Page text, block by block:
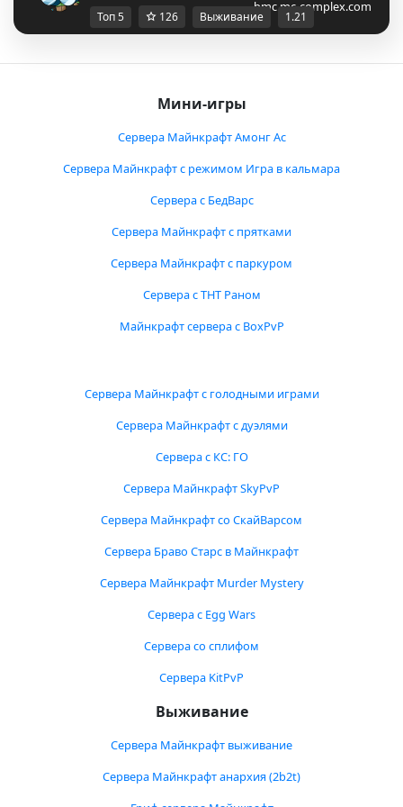
bmc.mc-complex.com
Топ 5 126 Выживание 1.21
Мини-игры
Сервера Майнкрафт Амонг Ас
Сервера Майнкрафт с режимом Игра в кальмара
Сервера с БедВарс
Сервера Майнкрафт с прятками
Сервера Майнкрафт с паркуром
Сервера с ТНТ Раном
Майнкрафт сервера с BoxPvP
Сервера Майнкрафт с голодными играми
Сервера Майнкрафт с дуэлями
Сервера с КС: ГО
Сервера Майнкрафт SkyPvP
Сервера Майнкрафт со СкайВарсом
Сервера Браво Старс в Майнкрафт
Сервера Майнкрафт Murder Mystery
Сервера с Egg Wars
Сервера со сплифом
Сервера KitPvP
Выживание
Сервера Майнкрафт выживание
Сервера Майнкрафт анархия (2b2t)